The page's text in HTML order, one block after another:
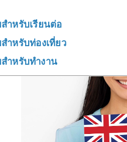
ำหรับเรียนต่อ
ำหรับท่องเที่ยว
สำหรับทำงาน